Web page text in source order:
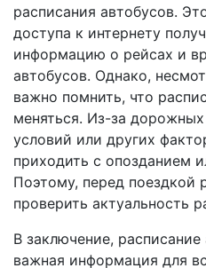
расписания автобусов.
доступа к интернету
информацию о рейсах и
автобусов. Однако,
важно помнить, что
меняться. Из-за
условий или других
приходить с опозданием
Поэтому, перед поездкой
проверить актуальность
В заключение,
важная информация для